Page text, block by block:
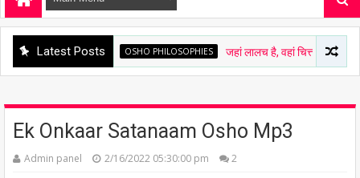
Latest PostsOSHO PHILOSOPHIES जहां लालच है, वहां चित्त अशांत है - ओशो
Ek Onkaar Satanaam Osho Mp3
Admin panel 2/16/2022 05:30:00 pm 2